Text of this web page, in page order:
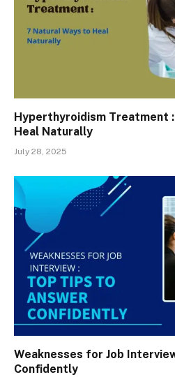
Hyperthyroidism Treatment
Heal Naturally
July 28, 2025
Weaknesses for Job
Confidently